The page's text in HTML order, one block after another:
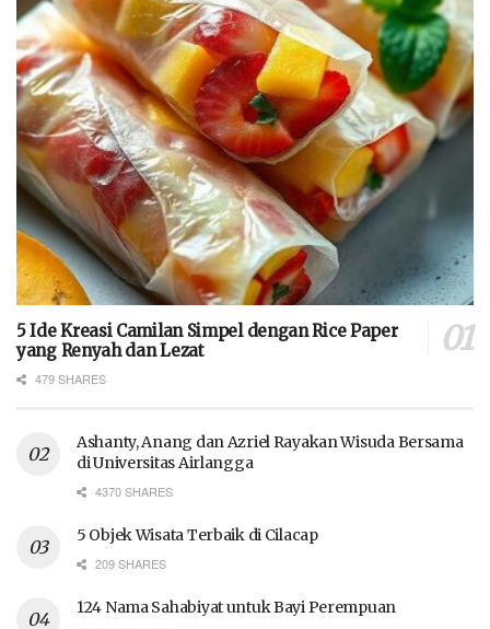
5 Ide Kreasi Camilan Simpel dengan Rice Paper
yang Renyah dan Lezat
479 SHARES
Ashanty, Anang dan Azriel Rayakan Wisuda Bersama
di Universitas Airlangga
4370 SHARES
5 Objek Wisata Terbaik di Cilacap
209 SHARES
124 Nama Sahabiyat untuk Bayi Perempuan